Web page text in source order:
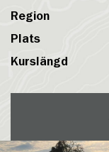
Region
Plats
Kurslängd